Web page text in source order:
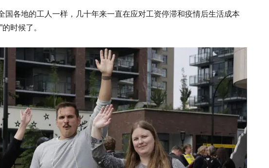
国各地的工人一样，几十年来一直在应对工资停滞和疫情后生活成本
时候了。